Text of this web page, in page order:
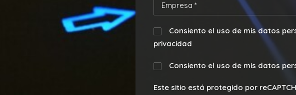
Consiento el uso de mis datos
privacidad
Consiento el uso de mis datos
Este sitio está protegido por